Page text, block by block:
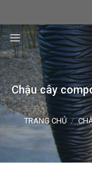
content
Chậu cây
TRANG CHỦ /